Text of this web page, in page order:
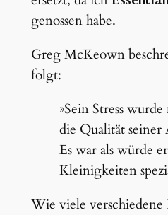
genossen habe.
Greg McKeown
folgt:
»Sein Stress
die Qualität seiner
Es war als würde
Kleinigkeiten
Wie viele